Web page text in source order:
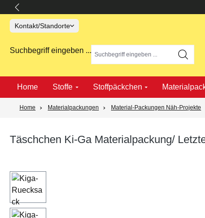
Kontakt/Standorte
Suchbegriff eingeben ...
Home Stoffe Stoffpäckchen
Home Materialpackungen Material-Packungen Näh-Projekte
Täschchen Ki-Ga Materialpackung/
Bildergalerie überspringen